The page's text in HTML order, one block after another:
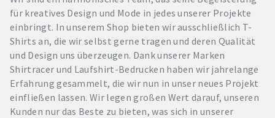
für kreatives Design und Mode in jedes unserer Projekte
einbringt. In unserem Shop bieten wir ausschließlich T-
Shirts an, die wir selbst gerne tragen und deren Qualität
und Design uns überzeugen. Dank unserer Marken
Shirtracer und Laufshirt-Bedrucken haben wir jahrelange
Erfahrung gesammelt, die wir nun in unser neues Projekt
einfließen lassen. Wir legen großen Wert darauf, unseren
Kunden nur das Beste zu bieten, was sich in unserer